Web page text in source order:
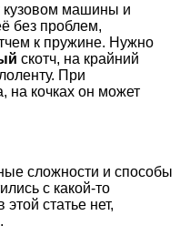
кузовом машины и
без проблем,
к пружине. Нужно
скотч, на крайний
При
на кочках он может
сложности и способы
с какой-то
статье нет,